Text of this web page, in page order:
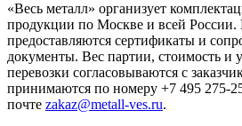
«Весь металл» организует
продукции по Москве и всей России.
предоставляются сертификаты и
документы. Вес партии, стоимость и
перевозки согласовываются с
принимаются по номеру +7 495 275-
почте zakaz@metall-ves.ru.